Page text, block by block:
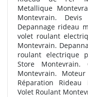
Metallique
Montevrain.
Depannage rideau
volet roulant
Montevrain.
roulant electrique
Store Montevrain.
Montevrain.
Réparation Rideau
Volet Roulant